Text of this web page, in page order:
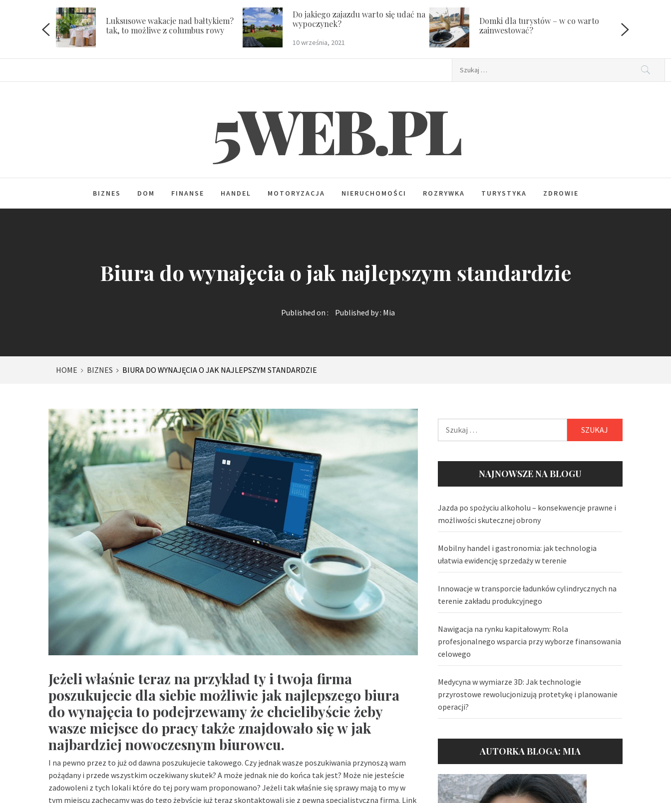
Luksusowe wakacje nad bałtykiem?
tak, to możliwe z columbus rowy
Do jakiego zajazdu warto się udać na
wypoczynek?
10 września, 2021
Domki dla turystów – w co warto
zainwestować?
5WEB.PL
BIZNES DOM FINANSE HANDEL MOTORYZACJA NIERUCHOMOŚCI ROZRYWKA TURYSTYKA ZDROWIE
Biura do wynajęcia o jak najlepszym standardzie
Published on : Published by : Mia
HOME BIZNES BIURA DO WYNAJĘCIA O JAK NAJLEPSZYM STANDARDZIE
Jeżeli właśnie teraz na przykład ty i twoja firma
poszukujecie dla siebie możliwie jak najlepszego biura
do wynajęcia to podejrzewamy że chcielibyście żeby
wasze miejsce do pracy także znajdowało się w jak
najbardziej nowoczesnym biurowcu.
I na pewno przez to już od dawna poszukujecie takowego. Czy jednak wasze poszukiwania przynoszą wam
pożądany i przede wszystkim oczekiwany skutek? A może jednak nie do końca tak jest? Może nie jesteście
zadowoleni z tych lokali które do tej pory wam proponowano? Jeżeli tak właśnie się sprawy mają to my w
tym miejscu zachęcamy was do tego żebyście już teraz skontaktowali się z pewną specjalistyczną firmą. Link
NAJNOWSZE NA BLOGU
Jazda po spożyciu alkoholu – konsekwencje prawne i
możliwości skutecznej obrony
Mobilny handel i gastronomia: jak technologia
ułatwia ewidencję sprzedaży w terenie
Innowacje w transporcie ładunków cylindrycznych na
terenie zakładu produkcyjnego
Nawigacja na rynku kapitałowym: Rola
profesjonalnego wsparcia przy wyborze finansowania
celowego
Medycyna w wymiarze 3D: Jak technologie
przyrostowe rewolucjonizują protetykę i planowanie
operacji?
AUTORKA BLOGA: MIA